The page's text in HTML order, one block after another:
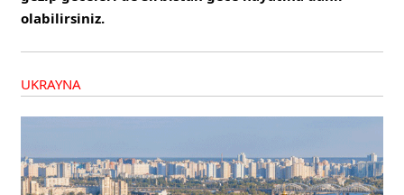
olabilirsiniz.
UKRAYNA